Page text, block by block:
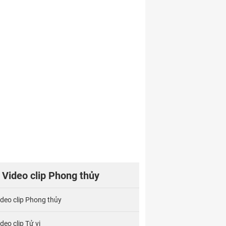
Video clip Phong thủy
clip Phong thủy
clip Tử vi